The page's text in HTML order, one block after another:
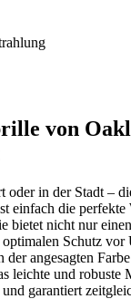
von
oder in der Stadt –
einfach die perfekte
bietet nicht nur
Schutz
angesagten
leichte und robuste
garantiert